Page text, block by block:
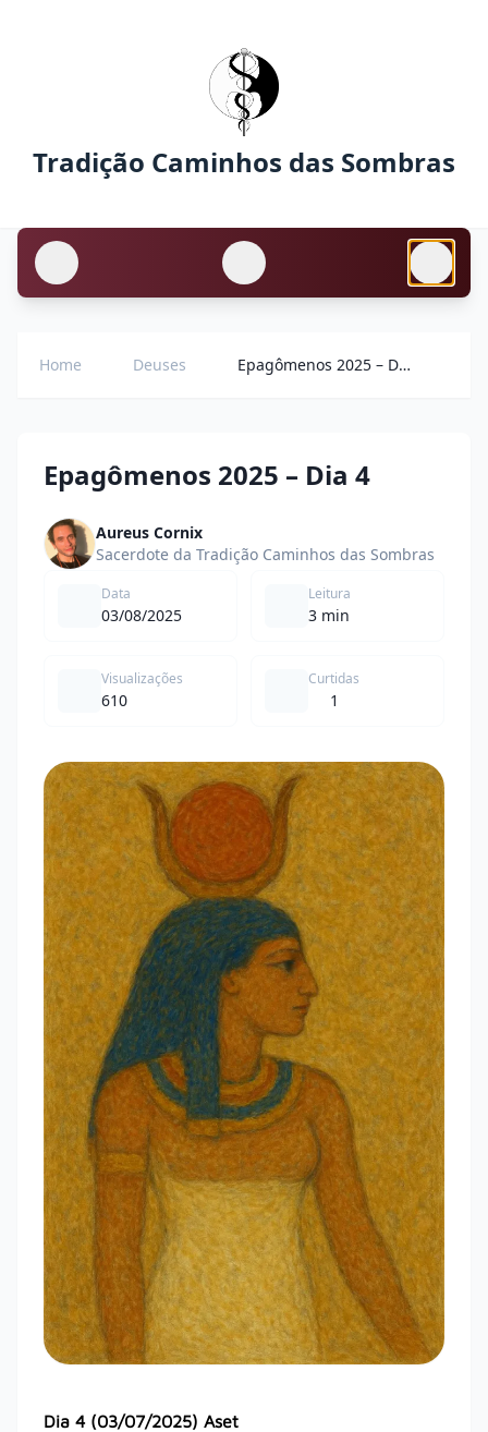
Tradição Caminhos das Sombras
Home Deuses Epagômenos 2025 – Dia 4
Epagômenos 2025 – Dia 4
Aureus Cornix
Sacerdote da Tradição Caminhos das Sombras
Data
03/08/2025
Leitura
3 min
Visualizações
610
Curtidas
1
Dia 4 (03/07/2025) Aset